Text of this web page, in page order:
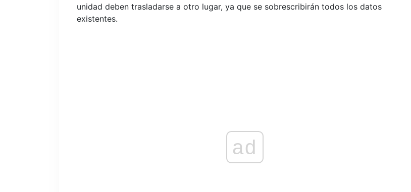
unidad deben trasladarse a otro lugar, ya que se sobrescribirán todos los datos
existentes.
ad